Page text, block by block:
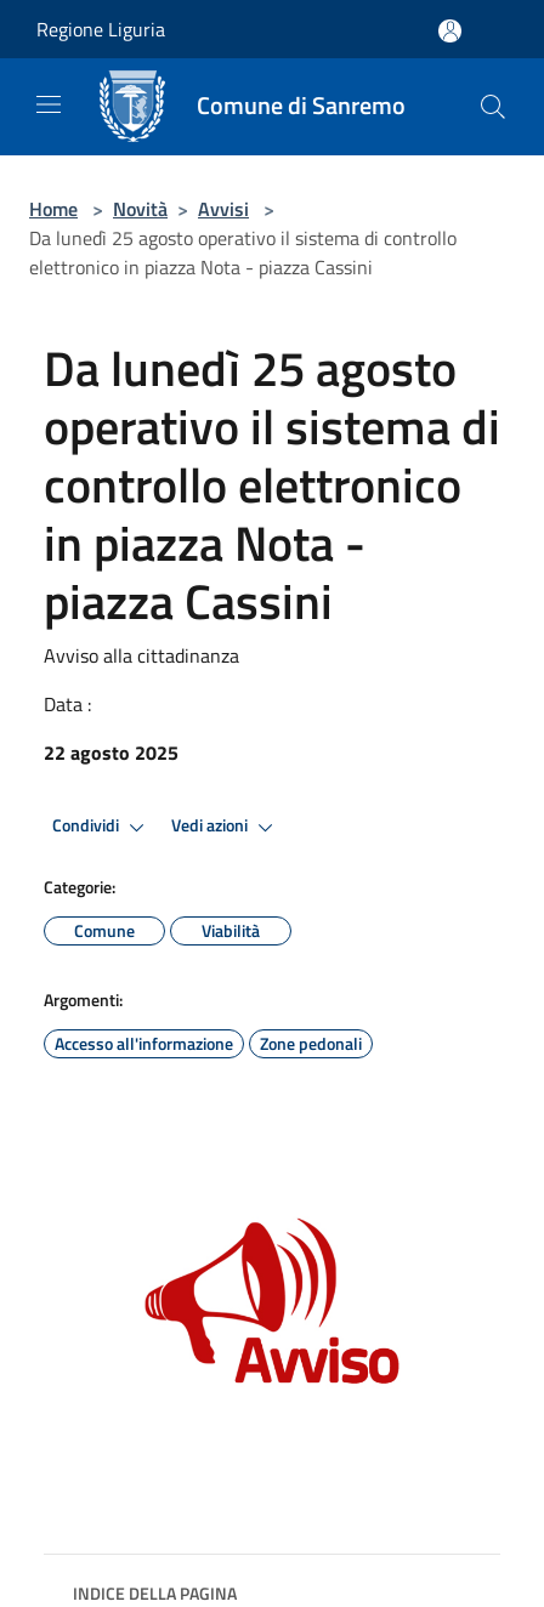
Regione Liguria
Comune di Sanremo
Home > Novità > Avvisi >
Da lunedì 25 agosto operativo il sistema di controllo
elettronico in piazza Nota - piazza Cassini
Da lunedì 25 agosto
operativo il sistema di
controllo elettronico
in piazza Nota -
piazza Cassini
Avviso alla cittadinanza
Data :
22 agosto 2025
Condividi Vedi azioni
Categorie:
Comune
Viabilità
Argomenti:
Accesso all'informazione
Zone pedonali
INDICE DELLA PAGINA